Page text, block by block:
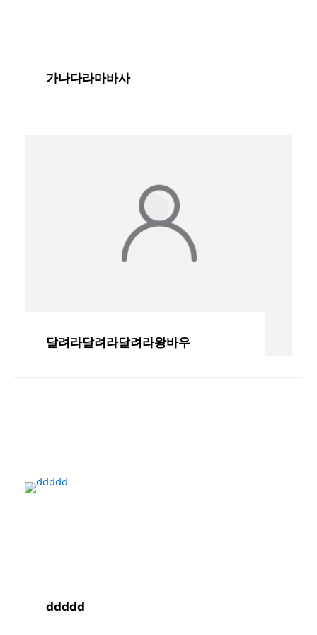
가나다라마바사
달려라달려라달려라왕바우
ddddd